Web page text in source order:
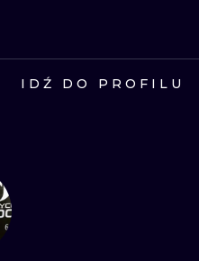
IDŹ DO PROFILU